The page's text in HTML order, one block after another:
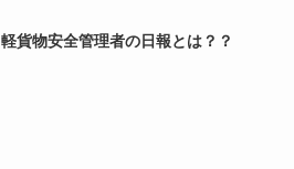
軽貨物安全管理者の日報とは？？